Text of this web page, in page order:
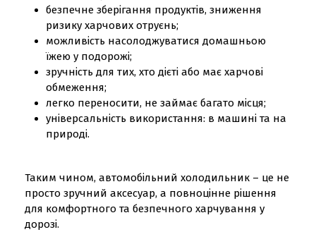
безпечне зберігання продуктів, зниження
ризику харчових отруєнь;
можливість насолоджуватися домашньою
їжею у подорожі;
зручність для тих, хто дієті або має харчові
обмеження;
легко переносити, не займає багато місця;
універсальність використання: в машині та на
природі.
Таким чином, автомобільний холодильник – це не
просто зручний аксесуар, а повноцінне рішення
для комфортного та безпечного харчування у
дорозі.